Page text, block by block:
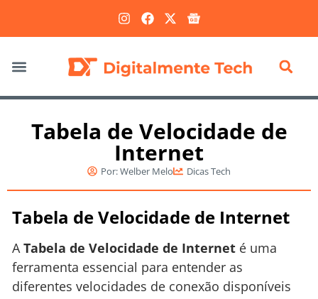
Tabela de Velocidade de
Internet
Por:Welber Melo Dicas Tech
Tabela de Velocidade de Internet
ATabela de Velocidade de Internet é uma
ferramenta essencial para entender as
diferentes velocidades de conexão disponíveis